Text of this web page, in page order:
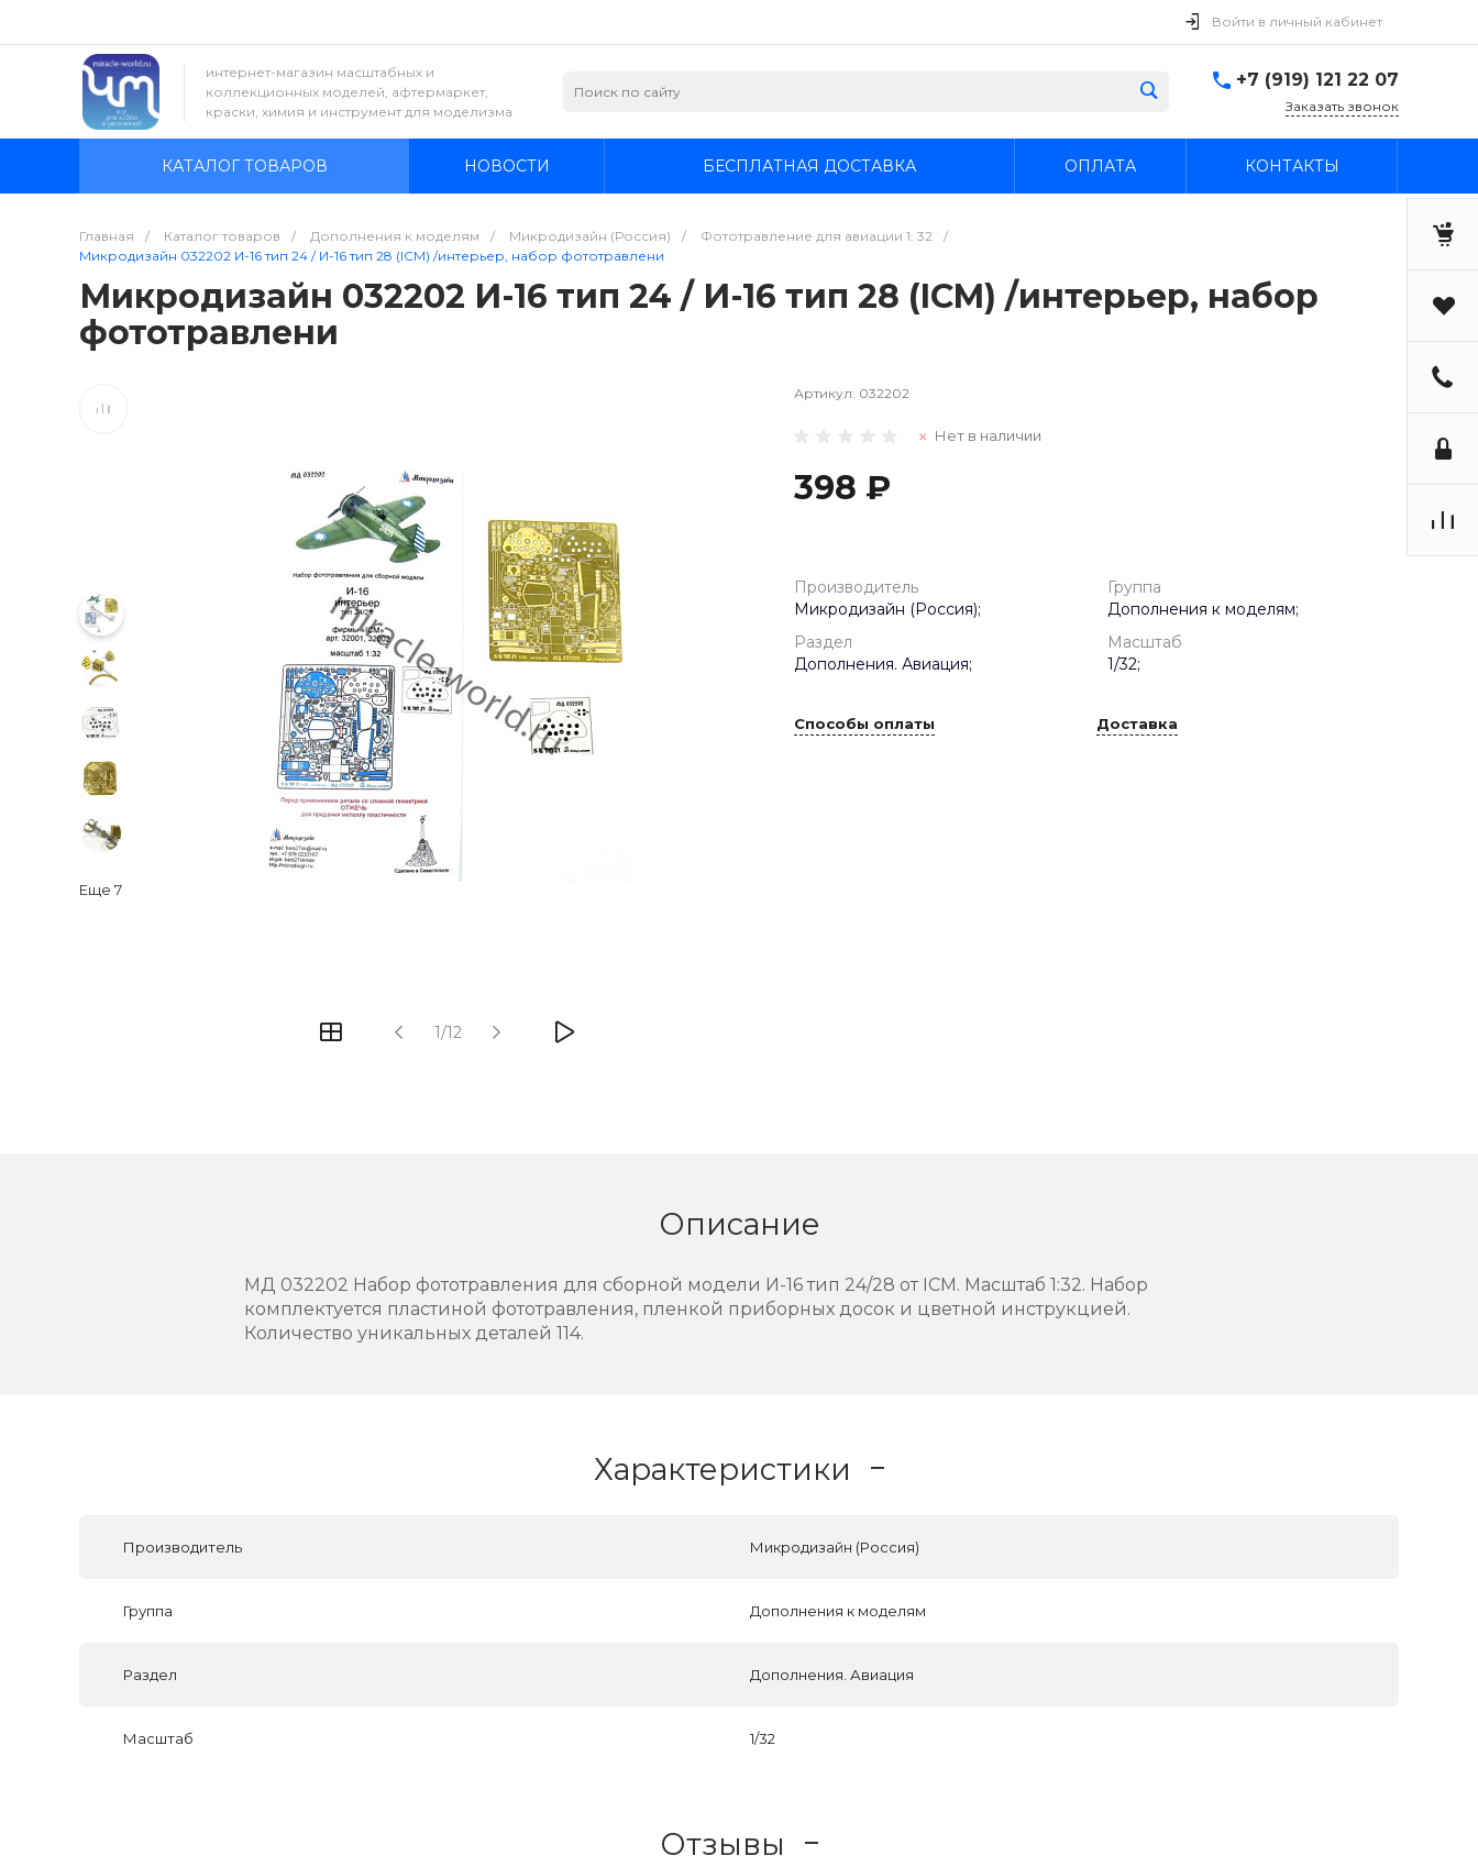
Войти в личный кабинет
интернет-магазин масштабных и
коллекционных моделей, афтермаркет,
краски, химия и инструмент для моделизма
+7 (919) 121 22 07
Заказать звонок
КАТАЛОГ ТОВАРОВ НОВОСТИ БЕСПЛАТНАЯ ДОСТАВКА ОПЛАТА КОНТАКТЫ
Главная / Каталог товаров / Дополнения к моделям / Микродизайн (Россия) / Фототравление для авиации 1: 32
/
Микродизайн 032202 И-16 тип 24 / И-16 тип 28 (ICM) /интерьер, набор фототравлени
Микродизайн 032202 И-16 тип 24 / И-16 тип 28 (ICM) /интерьер, набор
фототравлени
Еще 7
1/12
Артикул: 032202
Нет в наличии
398 ₽
Производитель
Микродизайн (Россия);
Группа
Дополнения к моделям;
Раздел
Дополнения. Авиация;
Масштаб
1/32;
Способы оплаты Доставка
Описание
МД 032202 Набор фототравления для сборной модели И-16 тип 24/28 от ICM. Масштаб 1:32. Набор
комплектуется пластиной фототравления, пленкой приборных досок и цветной инструкцией.
Количество уникальных деталей 114.
Характеристики
Производитель Микродизайн (Россия)
Группа Дополнения к моделям
Раздел Дополнения. Авиация
Масштаб 1/32
Отзывы